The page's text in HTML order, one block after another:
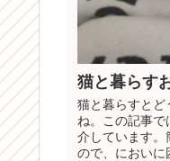
猫と暮らす
猫と暮らすとど
ね。この記事
介しています。
ので、においに